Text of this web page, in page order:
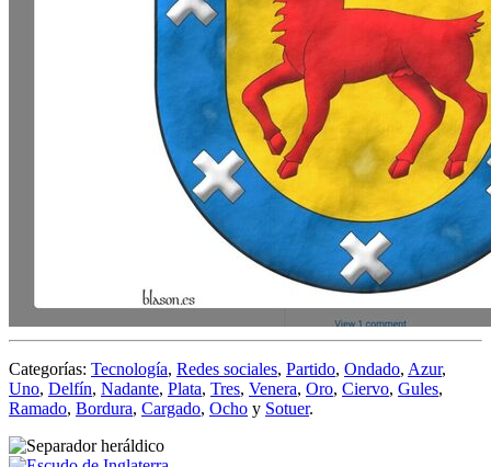
Categorías: Tecnología, Redes sociales, Partido, Ondado, Azur,
Uno, Delfín, Nadante, Plata, Tres, Venera, Oro, Ciervo, Gules,
Ramado, Bordura, Cargado, Ocho y Sotuer.